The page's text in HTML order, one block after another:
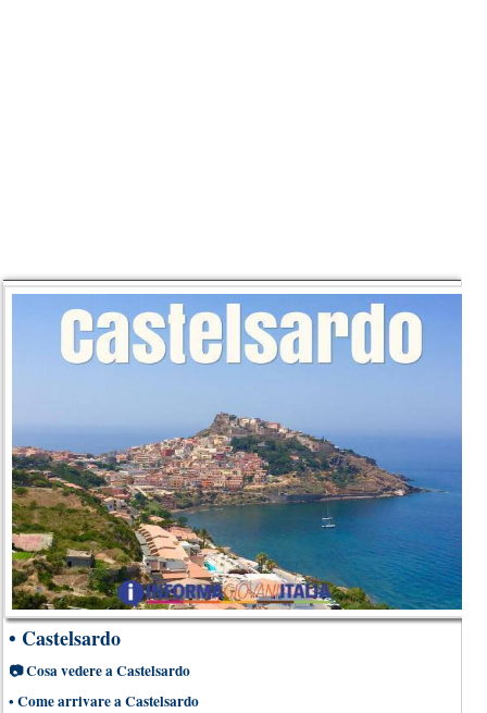
• Castelsardo
📷Cosa vedere a Castelsardo
• Come arrivare a Castelsardo